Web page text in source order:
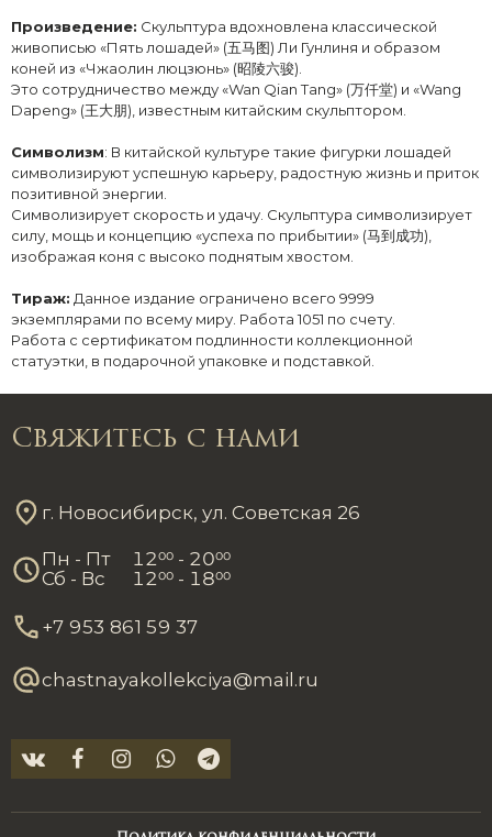
Произведение: Скульптура вдохновлена классической
живописью «Пять лошадей» (五马图) Ли Гунлиня и образом
коней из «Чжаолин люцзюнь» (昭陵六骏).
Это сотрудничество между «Wan Qian Tang» (万仟堂) и «Wang
Dapeng» (王大朋), известным китайским скульптором.
Символизм: В китайской культуре такие фигурки лошадей
символизируют успешную карьеру, радостную жизнь и приток
позитивной энергии.
Символизирует скорость и удачу. Скульптура символизирует
силу, мощь и концепцию «успеха по прибытии» (马到成功),
изображая коня с высоко поднятым хвостом.
Тираж: Данное издание ограничено всего 9999
экземплярами по всему миру. Работа 1051 по счету.
Работа с сертификатом подлинности коллекционной
статуэтки, в подарочной упаковке и подставкой.
Свяжитесь с нами
г. Новосибирск, ул. Советская 26
Пн - Пт 1200 - 2000
Сб - Вс
1200 - 1800
+7 953 861 59 37
chastnayakollekciya@mail.ru